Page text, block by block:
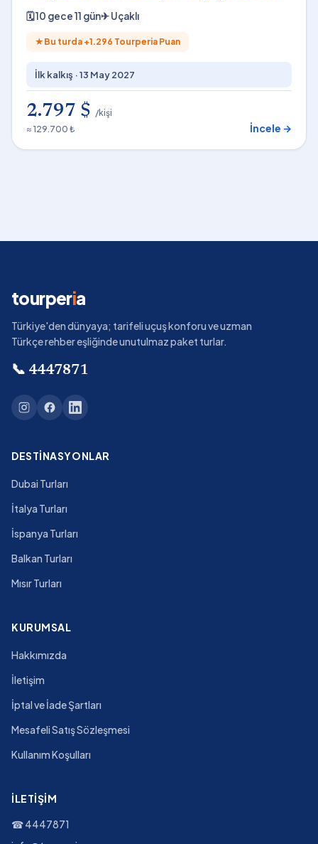
🗓10 gece 11 gün✈Uçaklı
★ Bu turda +1.296 Tourperia Puan
İlk kalkış ·13 May 2027
2.797 $ /kişi
≈ 129.700 ₺
İncele →
tourperia
Türkiye'den dünyaya; tarifeli uçuş konforu ve uzman
Türkçe rehber eşliğinde unutulmaz paket turlar.
📞 4447871
DESTINASYONLAR
Dubai Turları
İtalya Turları
İspanya Turları
Balkan Turları
Mısır Turları
KURUMSAL
Hakkımızda
İletişim
İptal ve İade Şartları
Mesafeli Satış Sözleşmesi
Kullanım Koşulları
İLETIŞIM
☎4447871